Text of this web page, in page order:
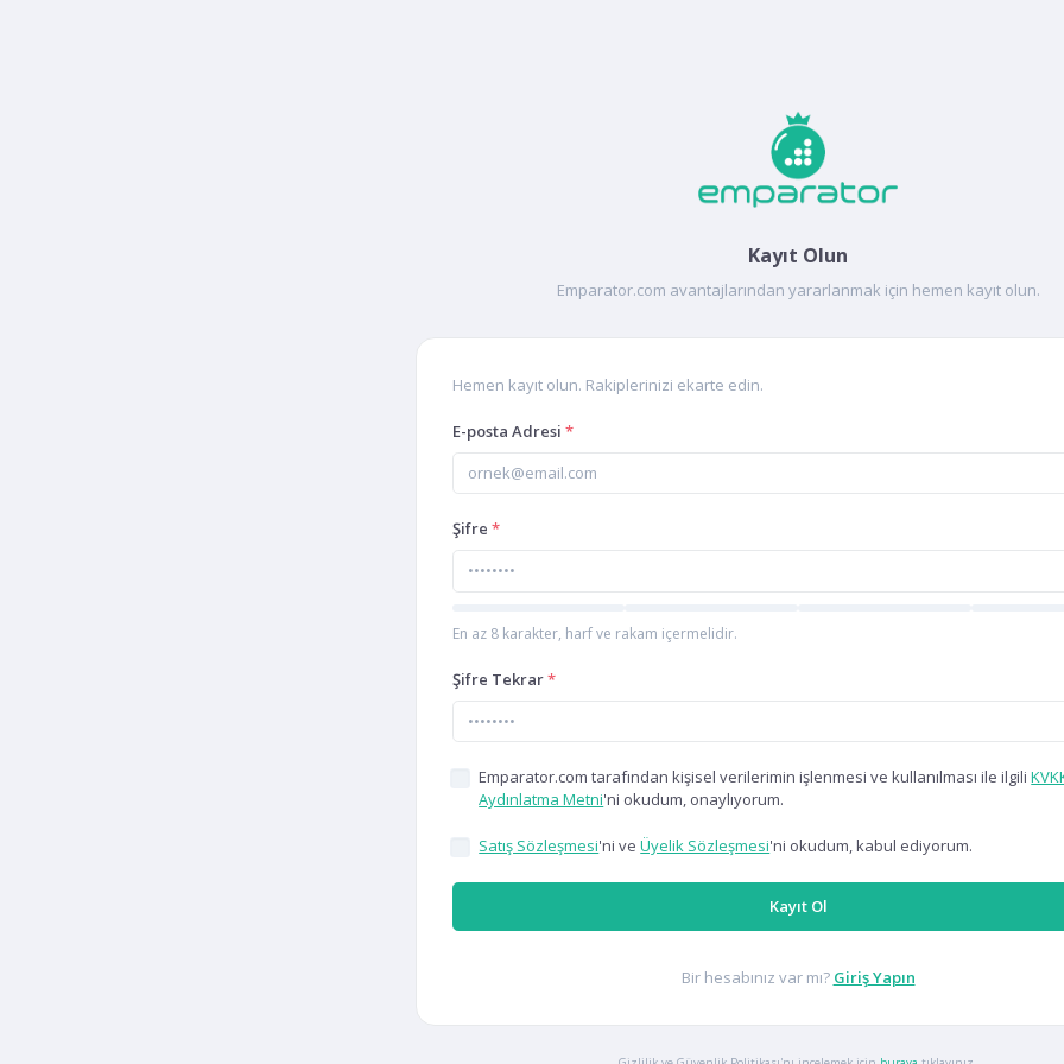
Kayıt Olun
Emparator.com avantajlarından yararlanmak için hemen kayıt olun.
Hemen kayıt olun. Rakiplerinizi ekarte edin.
E-posta Adresi *
Şifre *
En az 8 karakter, harf ve rakam içermelidir.
Şifre Tekrar*
Emparator.com tarafından kişisel verilerimin işlenmesi ve kullanılması ile ilgili
Aydınlatma Metni'ni okudum, onaylıyorum.
Satış Sözleşmesi'ni veÜyelik Sözleşmesi'ni okudum, kabul ediyorum.
Kayıt Ol
Bir hesabınız var mı? Giriş Yapın